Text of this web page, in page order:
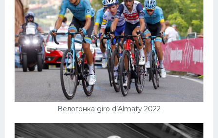
Велогонка giro d’Almaty 2022